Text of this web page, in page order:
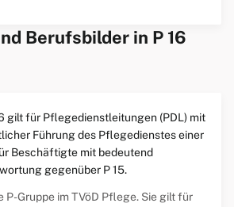
Berufsbilder in P 16
gilt für Pflegedienstleitungen (PDL) mit
Führung des Pflegedienstes einer
Beschäftigte mit bedeutend
gegenüber P 15.
P-Gruppe im TVöD Pflege. Sie gilt für